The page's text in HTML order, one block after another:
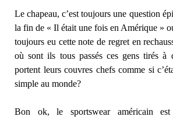
Le chapeau, c’est toujours une question
la fin de « Il était une fois en Amérique »
toujours eu cette note de regret en
où sont ils tous passés ces gens tirés à
portent leurs couvres chefs comme si
simple au monde?
Bon ok, le sportswear américain